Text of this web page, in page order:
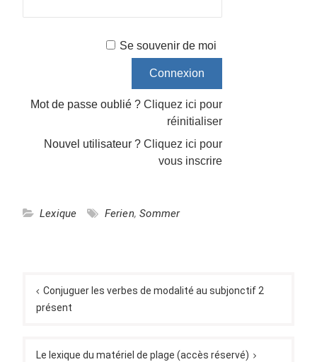
Se souvenir de moi
Mot de passe oublié ?Cliquez ici pour
réinitialiser
Nouvel utilisateur ?Cliquez ici pour
vous inscrire
Lexique Ferien,Sommer
de
l’article
Conjuguer les verbes de modalité au subjonctif 2
présent
Le lexique du matériel de plage (accès réservé)